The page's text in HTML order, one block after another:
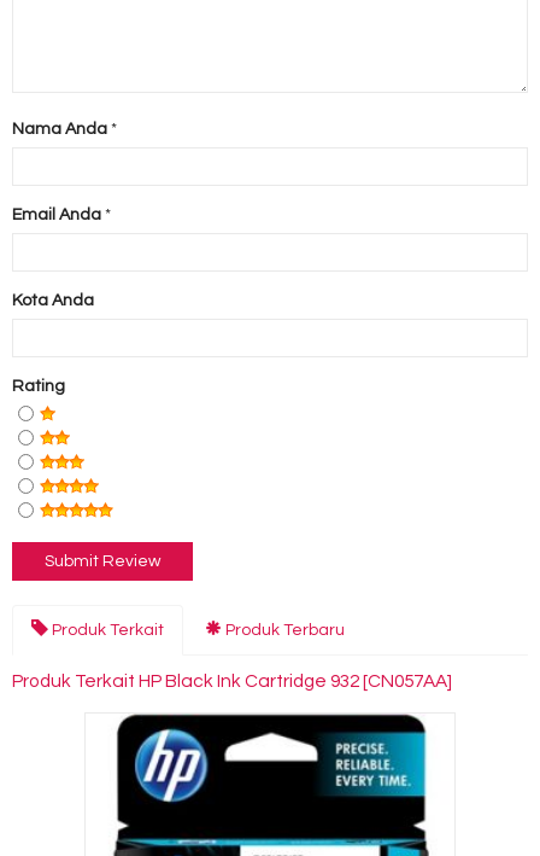
Nama Anda *
Email Anda *
Kota Anda
Rating
Produk Terkait Produk Terbaru
Produk Terkait HP Black Ink Cartridge 932 [CN057AA]